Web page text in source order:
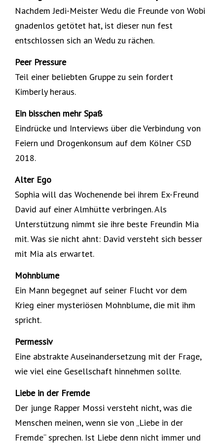
Nachdem Jedi-Meister Wedu die Freunde von Wobi
gnadenlos getötet hat, ist dieser nun fest
entschlossen sich an Wedu zu rächen.
Peer Pressure
Teil einer beliebten Gruppe zu sein fordert
Kimberly heraus.
Ein bisschen mehr Spaß
Eindrücke und Interviews über die Verbindung von
Feiern und Drogenkonsum auf dem Kölner CSD
2018.
Alter Ego
Sophia will das Wochenende bei ihrem Ex-Freund
David auf einer Almhütte verbringen. Als
Unterstützung nimmt sie ihre beste Freundin Mia
mit. Was sie nicht ahnt: David versteht sich besser
mit Mia als erwartet.
Mohnblume
Ein Mann begegnet auf seiner Flucht vor dem
Krieg einer mysteriösen Mohnblume, die mit ihm
spricht.
Permessiv
Eine abstrakte Auseinandersetzung mit der Frage,
wie viel eine Gesellschaft hinnehmen sollte.
Liebe in der Fremde
Der junge Rapper Mossi versteht nicht, was die
Menschen meinen, wenn sie von „Liebe in der
Fremde“ sprechen. Ist Liebe denn nicht immer und